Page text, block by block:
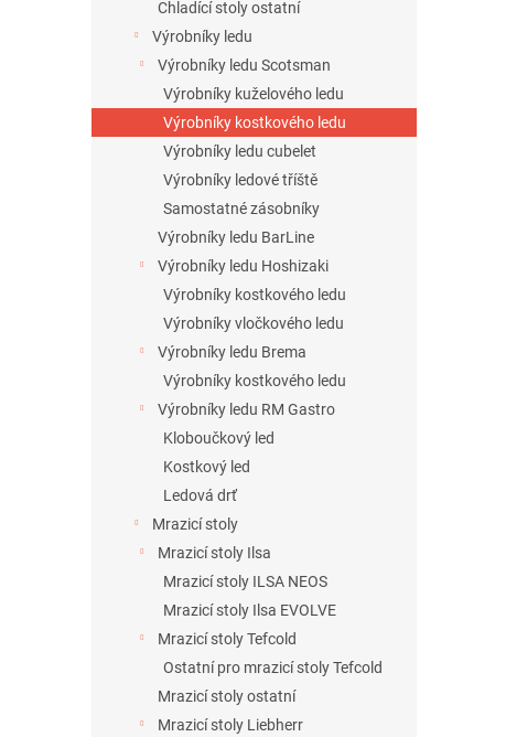
Chladící stoly ostatní
Výrobníky ledu
Výrobníky ledu Scotsman
Výrobníky kuželového ledu
Výrobníky kostkového ledu
Výrobníky ledu cubelet
Výrobníky ledové tříště
Samostatné zásobníky
Výrobníky ledu BarLine
Výrobníky ledu Hoshizaki
Výrobníky kostkového ledu
Výrobníky vločkového ledu
Výrobníky ledu Brema
Výrobníky kostkového ledu
Výrobníky ledu RM Gastro
Kloboučkový led
Kostkový led
Ledová drť
Mrazicí stoly
Mrazicí stoly Ilsa
Mrazicí stoly ILSA NEOS
Mrazicí stoly Ilsa EVOLVE
Mrazicí stoly Tefcold
Ostatní pro mrazicí stoly Tefcold
Mrazicí stoly ostatní
Mrazicí stoly Liebherr